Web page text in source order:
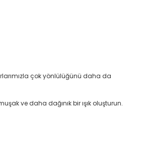
çok yönlülüğünü daha da
ve daha dağınık bir ışık oluşturun.